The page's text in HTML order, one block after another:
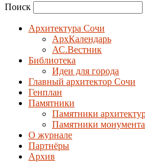
Поиск
Архитектура Сочи
АрхКалендарь
АС.Вестник
Библиотека
Идеи для города
Главный архитектор Сочи
Генплан
Памятники
Памятники
Памятники
О журнале
Партнёры
Архив